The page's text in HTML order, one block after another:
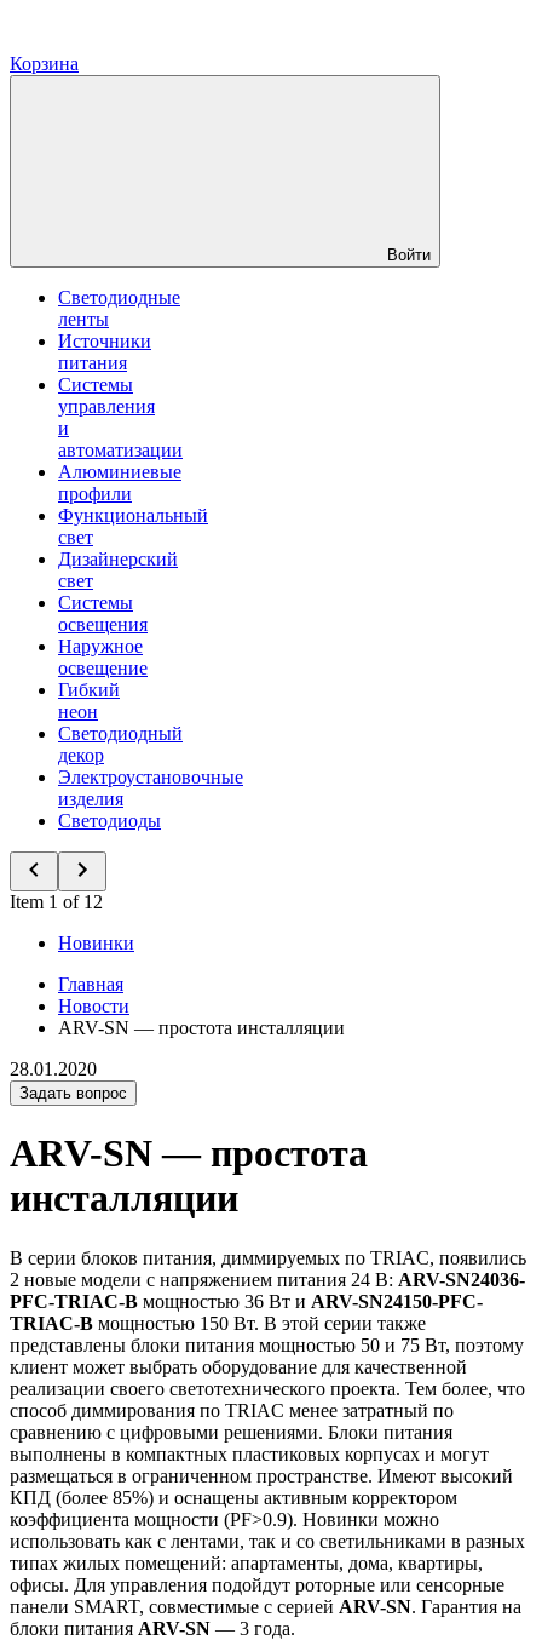
Корзина
Войти
Светодиодные
ленты
Источники
питания
Системы
управления
и
автоматизации
Алюминиевые
профили
Функциональный
свет
Дизайнерский
свет
Системы
освещения
Наружное
освещение
Гибкий
неон
Светодиодный
декор
Электроустановочные
изделия
Светодиоды
Item 1 of 12
Новинки
Главная
Новости
ARV-SN — простота инсталляции
28.01.2020
Задать вопрос
ARV-SN — простота
инсталляции
В серии блоков питания, диммируемых по TRIAC, появились
2 новые модели с напряжением питания 24 В: ARV-SN24036-
PFC-TRIAC-B мощностью 36 Вт и ARV-SN24150-PFC-
TRIAC-B мощностью 150 Вт. В этой серии также
представлены блоки питания мощностью 50 и 75 Вт, поэтому
клиент может выбрать оборудование для качественной
реализации своего светотехнического проекта. Тем более, что
способ диммирования по TRIAC менее затратный по
сравнению с цифровыми решениями. Блоки питания
выполнены в компактных пластиковых корпусах и могут
размещаться в ограниченном пространстве. Имеют высокий
КПД (более 85%) и оснащены активным корректором
коэффициента мощности (PF>0.9). Новинки можно
использовать как с лентами, так и со светильниками в разных
типах жилых помещений: апартаменты, дома, квартиры,
офисы. Для управления подойдут роторные или сенсорные
панели SMART, совместимые с серией ARV-SN. Гарантия на
блоки питания ARV-SN — 3 года.